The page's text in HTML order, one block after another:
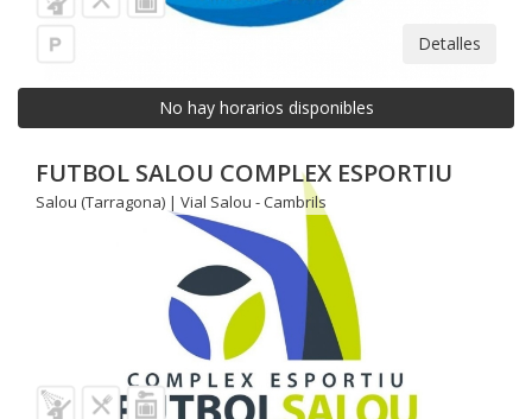
Detalles
No hay horarios disponibles
FUTBOL SALOU COMPLEX ESPORTIU
Salou (Tarragona) | Vial Salou - Cambrils